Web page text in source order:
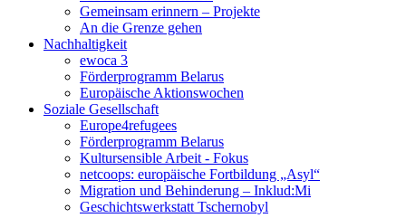
Gemeinsam erinnern – Projekte
An die Grenze gehen
Nachhaltigkeit
ewoca 3
Förderprogramm Belarus
Europäische Aktionswochen
Soziale Gesellschaft
Europe4refugees
Förderprogramm Belarus
Kultursensible Arbeit - Fokus
netcoops: europäische Fortbildung „Asyl“
Migration und Behinderung – Inklud:Mi
Geschichtswerkstatt Tschernobyl